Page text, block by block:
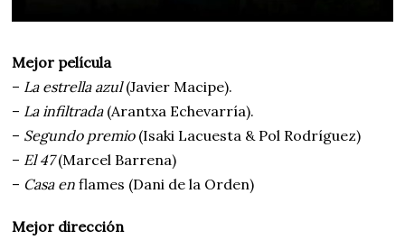
Mejor película
– La estrella azul(Javier Macipe).
– La infiltrada(Arantxa Echevarría).
– Segundo premio(Isaki Lacuesta & Pol Rodríguez)
– El 47(Marcel Barrena)
– Casa enflames (Dani de la Orden)
Mejor dirección